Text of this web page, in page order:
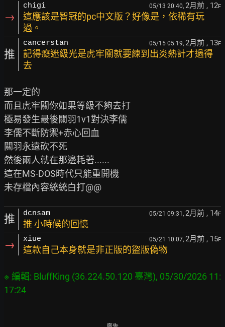
→
chigi 05/13 20:40, 2月前 , 12F
這應該是智冠的pc中文版？好像是，依稀有玩
過。
推
cancerstan 05/15 05:19, 2月前 , 13F
記得癡迷級光是虎牢關就要練到出炎熱計才過得
去
那一定的
而且虎牢關你如果等級不夠去打
極易發生最後關羽1v1對決李儒
李儒不斷防禦+赤心回血
關羽永遠砍不死
然後兩人就在那邊耗著......
這在MS-DOS時代只能重開機
推 dcnsam 05/21 09:31, 2月前 , 14F
推 小時候的回憶
→ xiue 05/21 10:07, 2月前 , 15F
這款自己本身就是非正版的盜版偽物
※ 編輯: BluffKing (36.224.50.120 臺灣), 05/30/2026 11: